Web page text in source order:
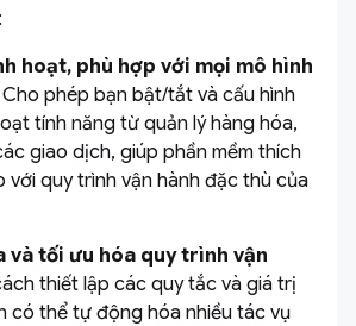
:
hoạt, phù hợp với mọi mô hình
Cho phép bạn bật/tắt và cấu hình
tính năng từ quản lý hàng hóa,
giao dịch, giúp phần mềm thích
với quy trình vận hành đặc thù của
và tối ưu hóa quy trình vận
thiết lập các quy tắc và giá trị
có thể tự động hóa nhiều tác vụ